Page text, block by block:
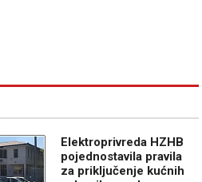
Elektroprivreda HZHB
pojednostavila pravila
za priključenje kućnih